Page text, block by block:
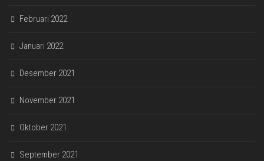
Februari 2022
Januari 2022
Desember 2021
November 2021
Oktober 2021
September 2021